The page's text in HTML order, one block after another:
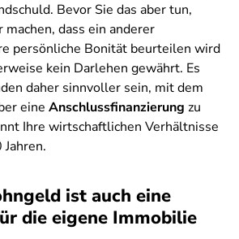
Bevor Sie das aber tun,
dass ein anderer
persönliche Bonität beurteilen wird
kein Darlehen gewährt. Es
daher sinnvoller sein, mit dem
eine Anschlussfinanzierung zu
Ihre wirtschaftlichen Verhältnisse
ist auch eine
die eigene Immobilie